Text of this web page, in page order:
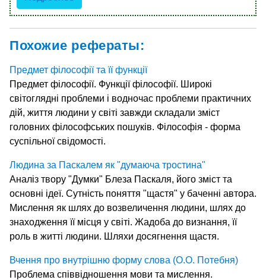
Похожие рефераты:
Предмет філософії та її функції
Предмет філософії. Функції філософії. Широкі
світоглядні проблеми і водночас проблеми практичних
дій, життя людини у світі завжди складали зміст
головних філософських пошуків. Філософія - форма
суспільної свідомості.
Людина за Паскалем як "думаюча тростина"
Аналіз твору "Думки" Блеза Паскаля, його зміст та
основні ідеї. Сутність поняття "щастя" у баченні автора.
Мислення як шлях до возвеличення людини, шлях до
знаходження її місця у світі. Жадоба до визнання, її
роль в житті людини. Шляхи досягнення щастя.
Вчення про внутрішню форму слова (О.О. Потебня)
Проблема співвідношення мови та мислення.